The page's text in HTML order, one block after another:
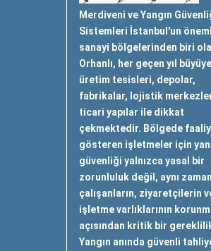
Merdiveni ve Yangın
Sistemleri İstanbul'un
sanayi bölgelerinden biri
Orhanlı, her geçen yıl
üretim tesisleri, depolar,
fabrikalar, lojistik
ticari yapılar ile dikkat
çekmektedir. Bölgede
gösteren işletmeler için
güvenliği yalnızca yasal bir
zorunluluk değil, aynı
çalışanların, ziyaretçilerin
işletme varlıklarının
açısından kritik bir
Yangın anında güvenli